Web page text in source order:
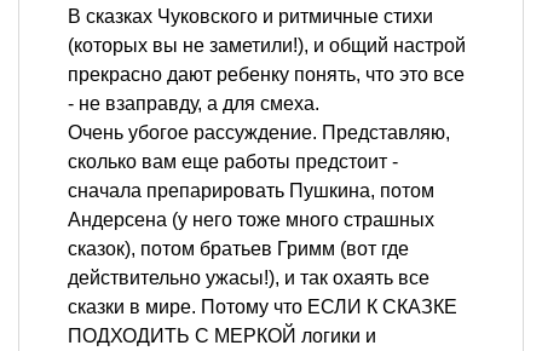
В сказках Чуковского и ритмичные стихи
(которых вы не заметили!), и общий настрой
прекрасно дают ребенку понять, что это все
- не взаправду, а для смеха.
Очень убогое рассуждение. Представляю,
сколько вам еще работы предстоит -
сначала препарировать Пушкина, потом
Андерсена (у него тоже много страшных
сказок), потом братьев Гримм (вот где
действительно ужасы!), и так охаять все
сказки в мире. Потому что ЕСЛИ К СКАЗКЕ
ПОДХОДИТЬ С МЕРКОЙ логики и